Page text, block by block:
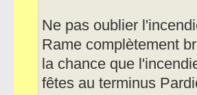
Ne pas oublier
Rame complètement
la chance que
fêtes au terminus